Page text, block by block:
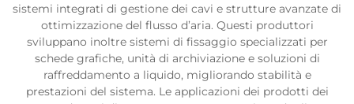
sistemi integrati di gestione dei cavi e strutture avanzate di
ottimizzazione del flusso d’aria. Questi produttori
sviluppano inoltre sistemi di fissaggio specializzati per
schede grafiche, unità di archiviazione e soluzioni di
raffreddamento a liquido, migliorando stabilità e
prestazioni del sistema. Le applicazioni dei prodotti dei